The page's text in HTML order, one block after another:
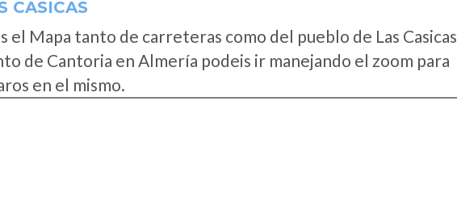
CASICAS
el Mapa tanto de carreteras como del pueblo de Las Casicas
de Cantoria en Almería podeis ir manejando el zoom para
en el mismo.